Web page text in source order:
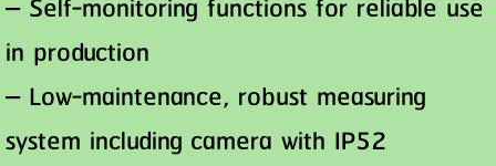
– Self-monitoring functions for reliable use
in production
– Low-maintenance, robust measuring
system including camera with IP52